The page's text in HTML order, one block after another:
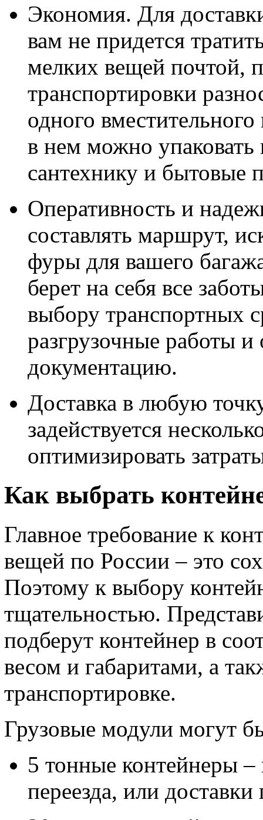
Экономия. Для
вам не придется
мелких вещей почтой,
транспортировки
одного
в нем можно
сантехнику и бытовые
Оперативность и
составлять маршрут,
фуры для вашего
берет на себя все
выбору транспортных
разгрузочные работы
документацию.
Доставка в любую
задействуется
оптимизировать
Как выбрать
Главное требование к
вещей по России – это
Поэтому к выбору
тщательностью.
подберут контейнер в
весом и габаритами, а
транспортировке.
Грузовые модули могут
5 тонные контейнеры
переезда, или доставки